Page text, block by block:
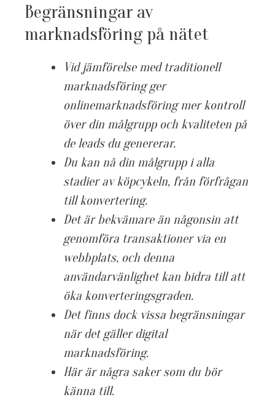
Begränsningar av
marknadsföring på nätet
Vid jämförelse med traditionell
marknadsföring ger
onlinemarknadsföring mer kontroll
över din målgrupp och kvaliteten på
de leads du genererar.
Du kan nå din målgrupp i alla
stadier av köpcykeln, från förfrågan
till konvertering.
Det är bekvämare än någonsin att
genomföra transaktioner via en
webbplats, och denna
användarvänlighet kan bidra till att
öka konverteringsgraden.
Det finns dock vissa begränsningar
när det gäller digital
marknadsföring.
Här är några saker som du bör
känna till.